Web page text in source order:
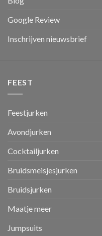
Google Review
Inschrijven nieuwsbrief
FEEST
Feestjurken
Avondjurken
Cocktailjurken
Bruidsmeisjesjurken
Bruidsjurken
Maatje meer
Jumpsuits